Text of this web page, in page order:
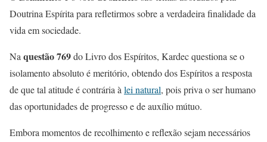
Doutrina Espírita para refletirmos sobre a verdadeira finalidade da
vida em sociedade.
Na questão 769do Livro dos Espíritos, Kardec questiona se o
isolamento absoluto é meritório, obtendo dos Espíritos a resposta
de que tal atitude é contrária à lei natural, pois priva o ser humano
das oportunidades de progresso e de auxílio mútuo.
Embora momentos de recolhimento e reflexão sejam necessários